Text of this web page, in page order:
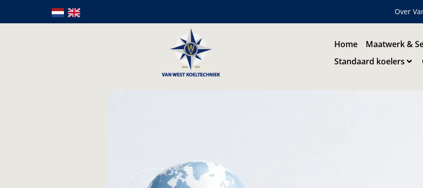
Over
Home Maatwerk &
Standaard koelers